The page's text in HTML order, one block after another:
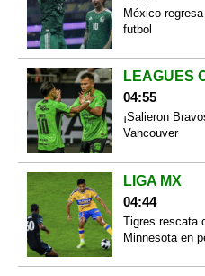
México
futbol
LEAGUES
04:55
¡Salieron
Vancouver
LIGA MX
04:44
Tigres rescata
Minnesota en